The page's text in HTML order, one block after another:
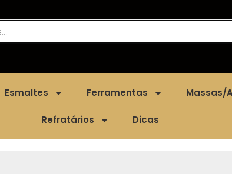
Esmaltes Ferramentas Massas/
Refratários Dicas